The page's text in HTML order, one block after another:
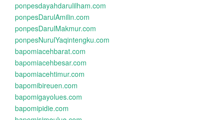
ponpesdayahdarulilham.com
ponpesDarulAmilin.com
ponpesDarulMakmur.com
ponpesNurulYaqintengku.com
bapomiacehbarat.com
bapomiacehbesar.com
bapomiacehtimur.com
bapomibireuen.com
bapomigayolues.com
bapomipidie.com